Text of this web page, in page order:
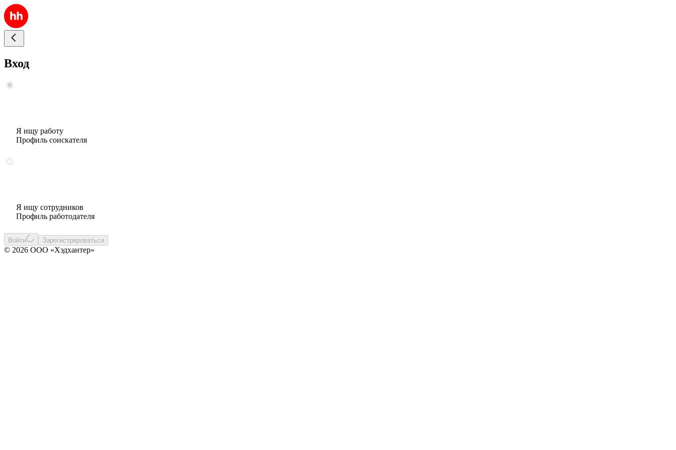
Вход
Я ищу работу
Профиль соискателя
Я ищу сотрудников
Профиль работодателя
Войти Зарегистрироваться
© 2026 ООО «Хэдхантер»